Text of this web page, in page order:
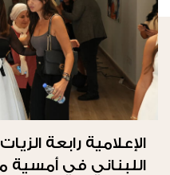
الإعلامية رابعة
اللبناني في أمسية